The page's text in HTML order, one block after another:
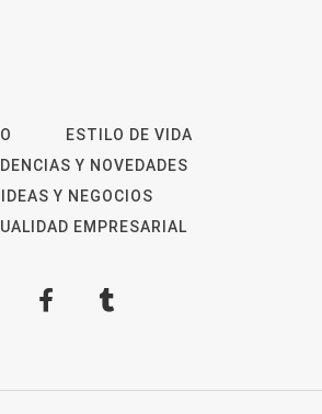
ESTILO DE VIDA
Y NOVEDADES
IDEAS Y NEGOCIOS
EMPRESARIAL